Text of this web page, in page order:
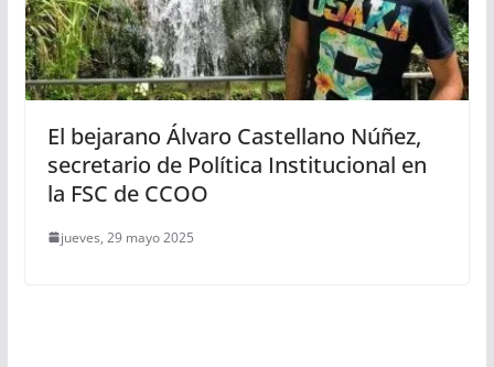
El bejarano Álvaro Castellano Núñez,
secretario de Política Institucional en
la FSC de CCOO
jueves, 29 mayo 2025